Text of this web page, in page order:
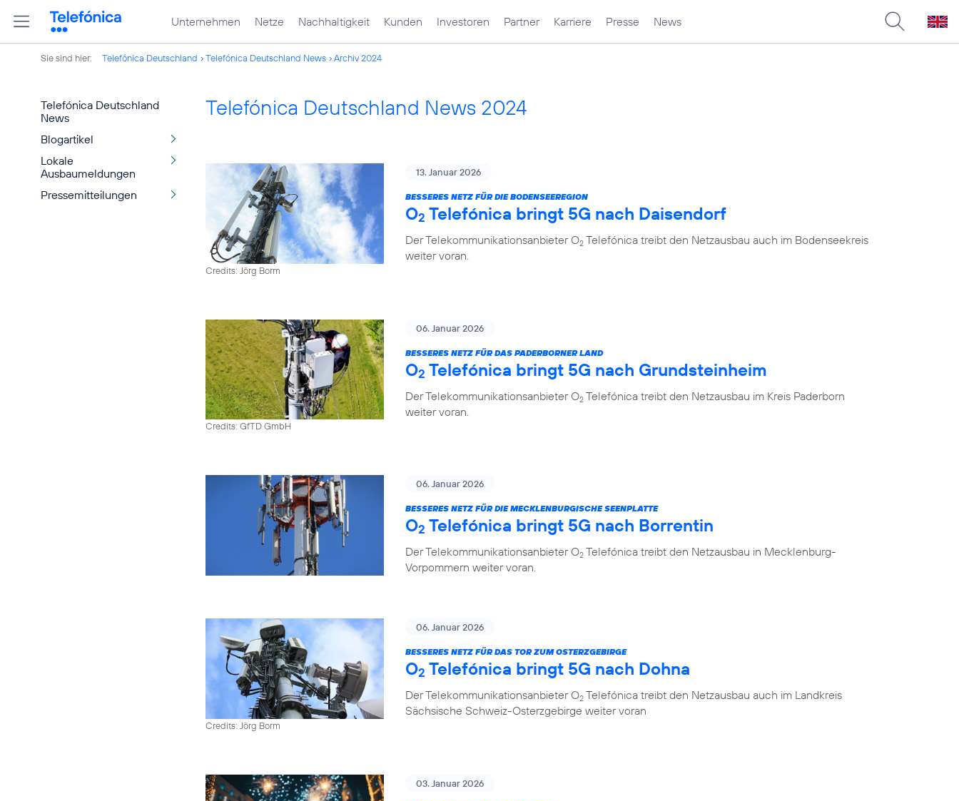
Unternehmen Netze Nachhaltigkeit Kunden Investoren Partner Karriere Presse News
Sie sind hier: Telefónica Deutschland Telefónica Deutschland News Archiv 2024
Telefónica Deutschland
News
Blogartikel
Lokale
Ausbaumeldungen
Pressemitteilungen
Telefónica Deutschland News 2024
Credits: Jörg Borm
13. Januar 2026
BESSERES NETZ FÜR DIE BODENSEEREGION
O2 Telefónica bringt 5G nach Daisendorf
Der Telekommunikationsanbieter O2 Telefónica treibt den Netzausbau auch im Bodenseekreis
weiter voran.
Credits: GfTD GmbH
06. Januar 2026
BESSERES NETZ FÜR DAS PADERBORNER LAND
O2 Telefónica bringt 5G nach Grundsteinheim
Der Telekommunikationsanbieter O2 Telefónica treibt den Netzausbau im Kreis Paderborn
weiter voran.
06. Januar 2026
BESSERES NETZ FÜR DIE MECKLENBURGISCHE SEENPLATTE
O2 Telefónica bringt 5G nach Borrentin
Der Telekommunikationsanbieter O2 Telefónica treibt den Netzausbau in Mecklenburg-
Vorpommern weiter voran.
Credits: Jörg Borm
06. Januar 2026
BESSERES NETZ FÜR DAS TOR ZUM OSTERZGEBIRGE
O2 Telefónica bringt 5G nach Dohna
Der Telekommunikationsanbieter O2 Telefónica treibt den Netzausbau auch im Landkreis
Sächsische Schweiz-Osterzgebirge weiter voran
03. Januar 2026